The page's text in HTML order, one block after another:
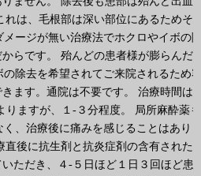
れは、毛根部は深い部位にあるためそ
メージが無い治療法でホクロやイボの
らです。 殆んどの患者様が膨らんだ
の除去を希望されてご来院されるため
ます。通院は不要です。 治療時間は
りますが、１-３分程度。 局所麻酔薬も
く、治療後に痛みを感じることはあり
直後に抗生剤と抗炎症剤の含有された
ただき、４-５日ほど１日３回ほど患